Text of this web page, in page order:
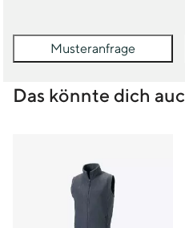
Musteranfrage
Das könnte dich